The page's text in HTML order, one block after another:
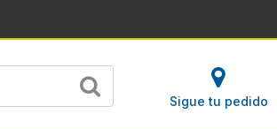
Sigue tu pedido